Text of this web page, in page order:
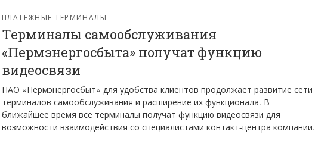
ПЛАТЕЖНЫЕ ТЕРМИНАЛЫ
Терминалы самообслуживания
«Пермэнергосбыта» получат функцию
видеосвязи
ПАО «Пермэнергосбыт» для удобства клиентов продолжает развитие сети
терминалов самообслуживания и расширение их функционала. В
ближайшее время все терминалы получат функцию видеосвязи для
возможности взаимодействия со специалистами контакт-центра компании.